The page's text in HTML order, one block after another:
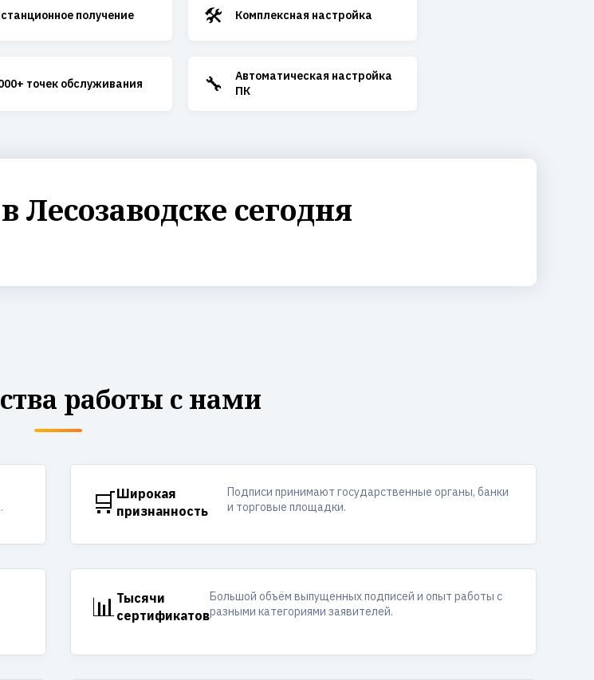
получение 🛠️ Комплексная настройка
точек обслуживания 🔧
Автоматическая настройка
ПК
сегодня
работы с нами
🛒Широкая
признанность
Подписи принимают государственные органы, банки
и торговые площадки.
📊 Тысячи
сертификатов
Большой объём выпущенных подписей и опыт работы с
разными категориями заявителей.